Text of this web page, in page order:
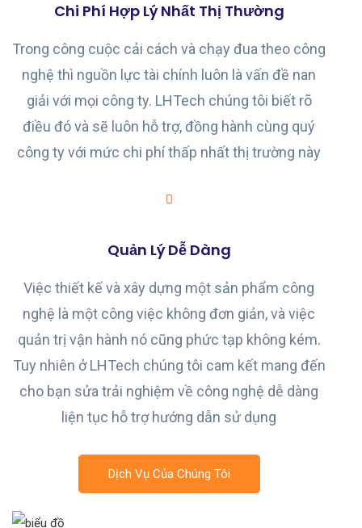
Chi Phí Hợp Lý Nhất Thị Thường
Trong công cuộc cải cách và chạy đua theo công
nghệ thì nguồn lực tài chính luôn là vấn đề nan
giải với mọi công ty. LHTech chúng tôi biết rõ
điều đó và sẽ luôn hỗ trợ, đồng hành cùng quý
công ty với mức chi phí thấp nhất thị trường này
Quản Lý Dễ Dàng
Việc thiết kế và xây dựng một sản phẩm công
nghệ là một công việc không đơn giản, và việc
quản trị vận hành nó cũng phức tạp không kém.
Tuy nhiên ở LHTech chúng tôi cam kết mang đến
cho bạn sửa trải nghiệm về công nghệ dễ dàng
liện tục hỗ trợ hướng dẫn sử dụng
Dịch Vụ Của Chúng Tôi